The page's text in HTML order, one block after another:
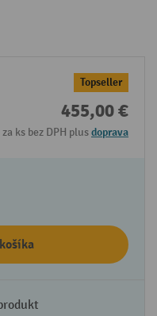
Topseller
455,00 €
za ks bez DPH plusdoprava